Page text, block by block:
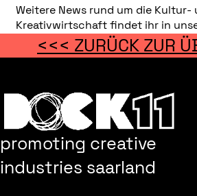
Weitere News rund um die Kultur-
Kreativwirtschaft findet ihr in
<<< ZURÜCK ZUR
promoting creative
industries saarland